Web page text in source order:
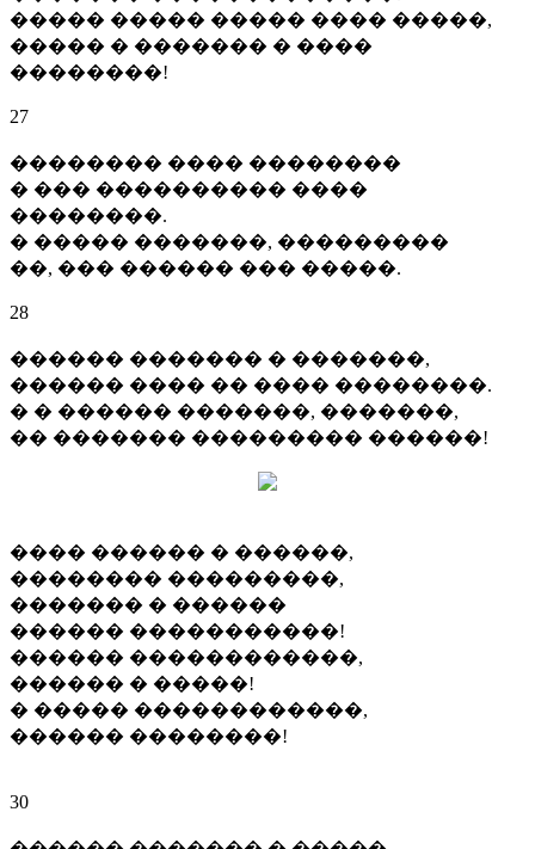
����� ����� ����� ���� �����,
����� � ������� � ����
��������!
27
�������� ���� ��������
� ��� ���������� ����
��������.
� ����� �������, ���������
��, ��� ������ ��� �����.
28
������ ������� � �������,
������ ���� �� ���� ��������.
� � ������ �������, �������,
�� ������� ��������� ������!
���� ������ � ������,
�������� ���������,
������� � ������
������ �����������!
������ ������������,
������ � �����!
� ����� ������������,
������ ��������!
30